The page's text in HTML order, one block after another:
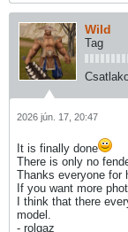
Wild
Tag
2026 jún. 17, 20:47
It is finally done
There is only no
Thanks everyone for
If you want more
I think that there
model.
- rolgaz